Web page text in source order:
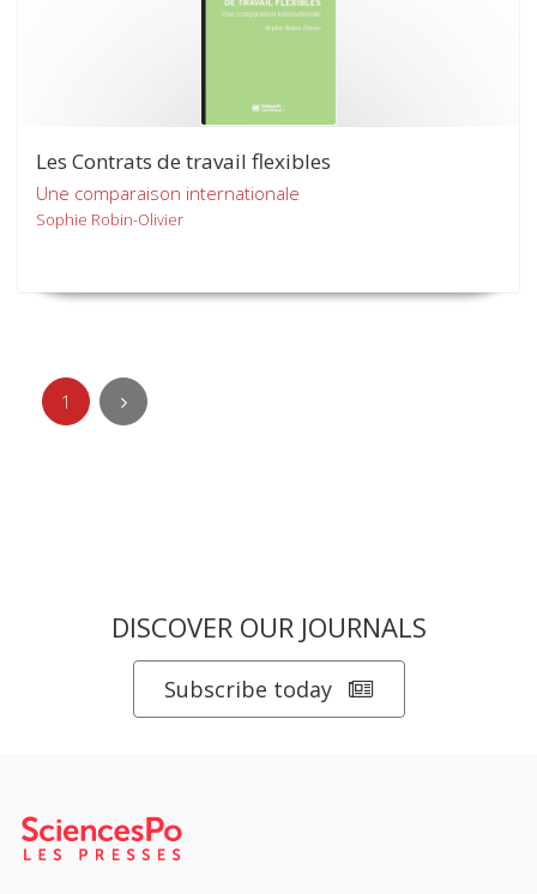
Les Contrats de travail flexibles
Une comparaison internationale
Sophie Robin-Olivier
1
DISCOVER OUR JOURNALS
Subscribe today